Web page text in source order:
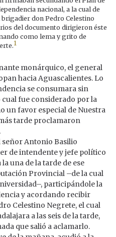
nacional, a la cual de
don Pedro Celestino
del documento dirigieron éste
como lema y grito de
1
monárquico, el general
hacia Aguascalientes. Lo
se consumara sin
fue considerado por la
un favor especial de Nuestra
tarde proclamaron
señor Antonio Basilio
de intendente y jefe político
una de la tarde de ese
Provincial –de la cual
participándole la
y acordando recibir
Celestino Negrete, el cual
a las seis de la tarde,
que salió a aclamarlo.